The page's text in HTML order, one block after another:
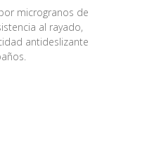
microgranos de
al rayado,
antideslizante